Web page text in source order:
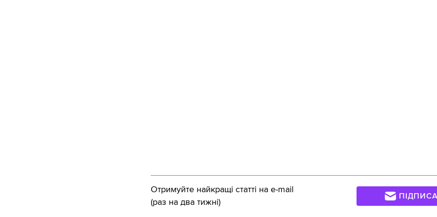
Отримуйте найкращі статті на e-mail
(раз на два тижні)